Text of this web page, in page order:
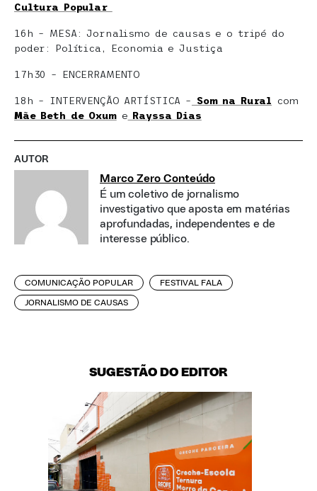
Cultura Popular
16h – MESA: Jornalismo de causas e o tripé do
poder: Política, Economia e Justiça
17h30 – ENCERRAMENTO
18h – INTERVENÇÃO ARTÍSTICA – Som na Rural com
Mãe Beth de Oxume Rayssa Dias
AUTOR
Marco Zero Conteúdo
É um coletivo de jornalismo
investigativo que aposta em matérias
aprofundadas, independentes e de
interesse público.
COMUNICAÇÃO POPULAR FESTIVAL FALA
JORNALISMO DE CAUSAS
SUGESTÃO DO EDITOR